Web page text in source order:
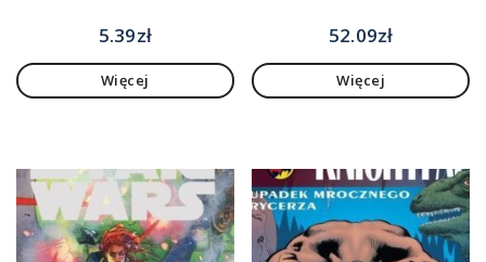
5.39zł
Więcej
52.09zł
Więcej